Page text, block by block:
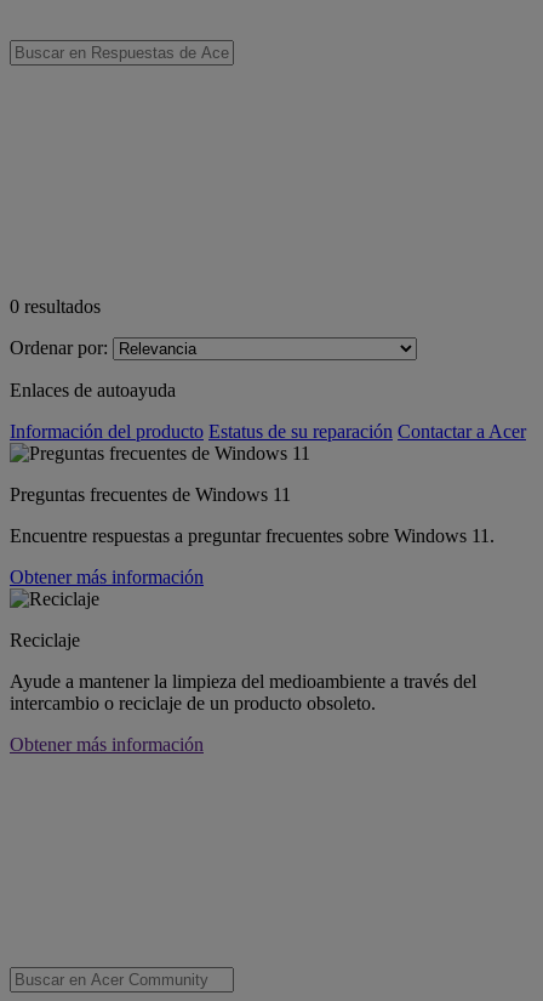
0 resultados
Ordenar por:
Enlaces de autoayuda
Información del producto Estatus de su reparación Contactar a Acer
Preguntas frecuentes de Windows 11
Encuentre respuestas a preguntar frecuentes sobre Windows 11.
Obtener más información
Reciclaje
Ayude a mantener la limpieza del medioambiente a través del
intercambio o reciclaje de un producto obsoleto.
Obtener más información